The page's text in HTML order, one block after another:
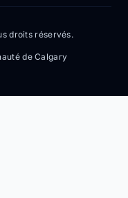
droits réservés.
de Calgary